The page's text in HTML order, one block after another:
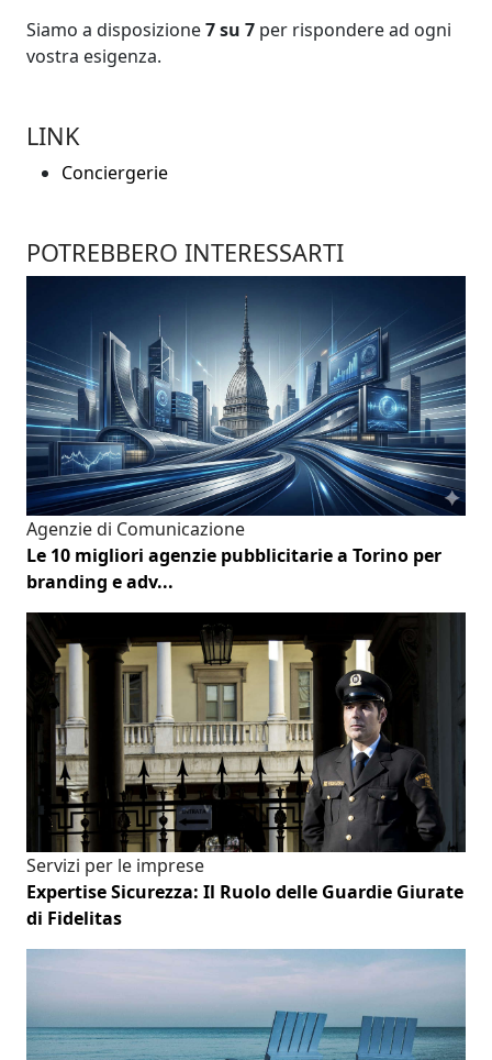
Siamo a disposizione7 su 7 per rispondere ad ogni
vostra esigenza.
LINK
Conciergerie
POTREBBERO INTERESSARTI
Agenzie di Comunicazione
Le 10 migliori agenzie pubblicitarie a Torino per
branding e adv...
Servizi per le imprese
Expertise Sicurezza: Il Ruolo delle Guardie Giurate
di Fidelitas